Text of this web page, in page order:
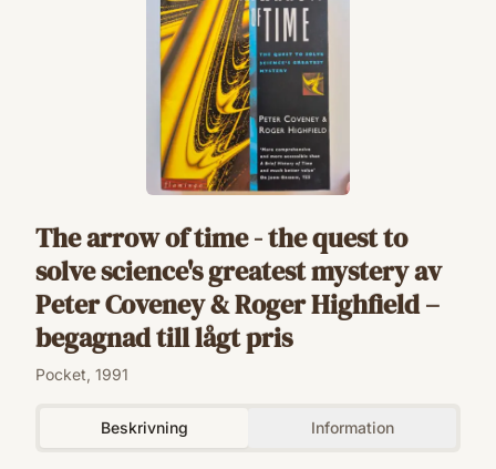
The arrow of time - the quest to
solve science's greatest mystery av
Peter Coveney & Roger Highfield –
begagnad till lågt pris
Pocket, 1991
Beskrivning Information